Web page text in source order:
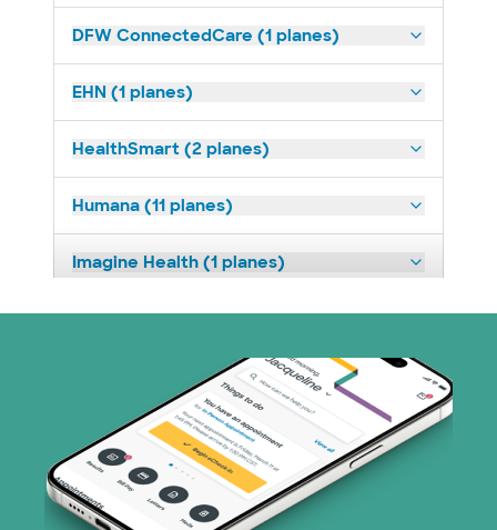
DFW ConnectedCare (1 planes)
EHN (1 planes)
HealthSmart (2 planes)
Humana (11 planes)
Imagine Health (1 planes)
Medicare (1 planes)
Nebraska Furniture Mart (3 planes)
Red PHCS (1 planes)
Prism Electric (1 planes)